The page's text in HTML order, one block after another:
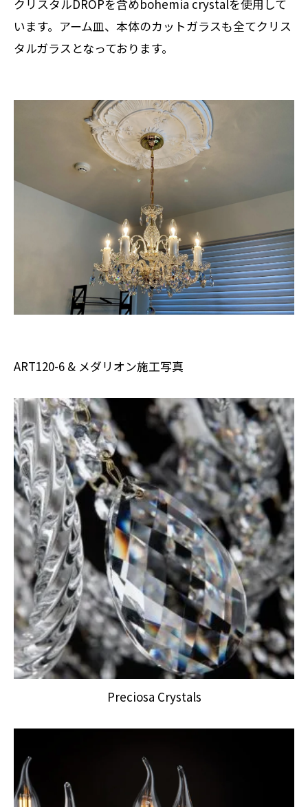
クリスタルDROPを含めbohemia crystalを使用して
います。アーム皿、本体のカットガラスも全てクリス
タルガラスとなっております。
ART120-6 & メダリオン施工写真
Preciosa Crystals